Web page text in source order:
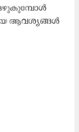
ഒഴുകുമ്പോൾ
ആവശ്യങ്ങൾ